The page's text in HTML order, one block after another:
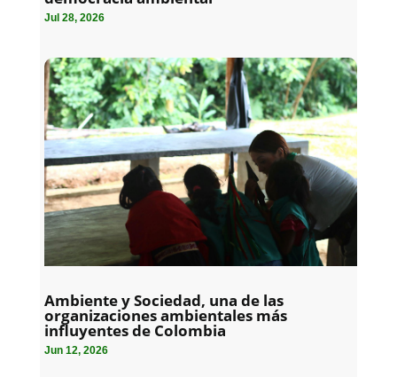
Jul 28, 2026
Ambiente y Sociedad, una de las
organizaciones ambientales más
influyentes de Colombia
Jun 12, 2026